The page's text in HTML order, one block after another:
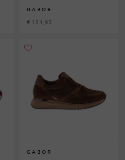
GABOR
€ 154,95
GABOR